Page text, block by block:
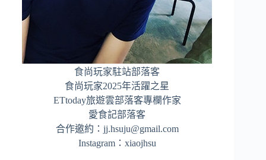
食尚玩家駐站部落客
食尚玩家2025年活躍之星
ETtoday旅遊雲部落客專欄作家
愛食記部落客
合作邀約： jj.hsuju@gmail.com
Instagram： xiaojhsu